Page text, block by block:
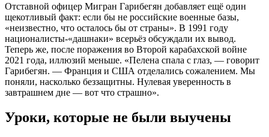
Отставной офицер Мигран Гарибегян добавляет ещё один
щекотливый факт: если бы не российские военные базы,
«неизвестно, что осталось бы от страны». В 1991 году
националисты-«дашнаки» всерьёз обсуждали их вывод.
Теперь же, после поражения во Второй карабахской войне
2021 года, иллюзий меньше. «Пелена спала с глаз, — говорит
Гарибегян. — Франция и США отделались сожалением. Мы
поняли, насколько беззащитны. Нулевая уверенность в
завтрашнем дне — вот что страшно».
Уроки, которые не были выучены